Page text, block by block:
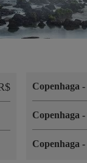
Copenhaga -
Copenhaga -
Copenhaga -